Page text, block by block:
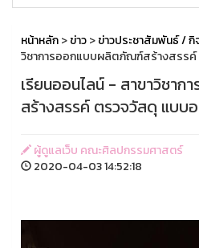
หน้าหลัก>ข่าว>ข่าวประชาสัมพันธ์ /
วิชาการออกแบบผลิตภัณฑ์สร้างสรร
เรียนออนไลน์ - สาขาวิชา
สร้างสรรค์ ตรวจวัสดุ แบบ
ผู้ดูแลเว็บ คณะศิลปกรรมศาสตร์
2020-04-03 14:52:18